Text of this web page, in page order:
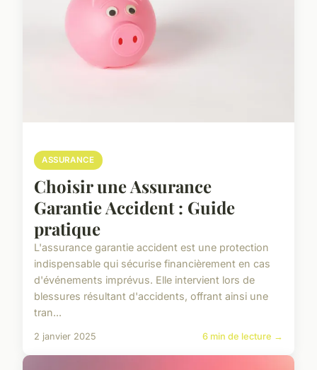
ASSURANCE
Choisir une Assurance
Garantie Accident : Guide
pratique
L'assurance garantie accident est une protection
indispensable qui sécurise financièrement en cas
d'événements imprévus. Elle intervient lors de
blessures résultant d'accidents, offrant ainsi une
tran...
2 janvier 2025 6 min de lecture →